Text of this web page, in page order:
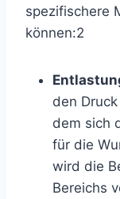
spezifischere
können:2
den
dem sich
für die
wird die
Bereichs